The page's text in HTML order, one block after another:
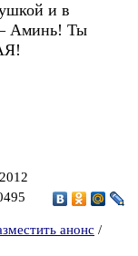
и в
– Аминь! Ты
анонс /